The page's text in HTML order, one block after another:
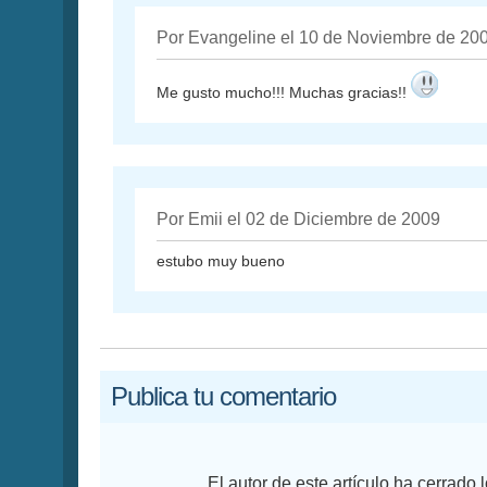
Por Evangeline el 10 de Noviembre de
Me gusto mucho!!! Muchas gracias!!
Por Emii el 02 de Diciembre de 2009
estubo muy bueno
Publica tu comentario
El autor de este artículo ha cerrado